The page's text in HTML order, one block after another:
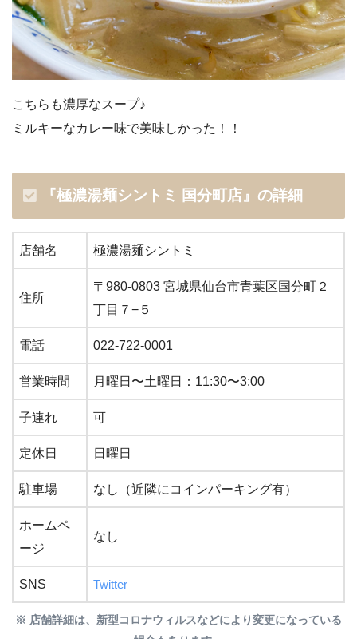
こちらも濃厚なスープ♪
ミルキーなカレー味で美味しかった！！
『極濃湯麺シントミ 国分町店』 の詳細
店舗名 極濃湯麺シントミ
住所
〒980-0803 宮城県仙台市青葉区国分町２
丁目７−５
電話 022-722-0001
営業時間 月曜日〜土曜日：11:30〜3:00
子連れ 可
定休日 日曜日
駐車場 なし（近隣にコインパーキング有）
ホームペ
ージ
なし
SNS Twitter
※ 店舗詳細は、新型コロナウィルスなどにより変更になっている